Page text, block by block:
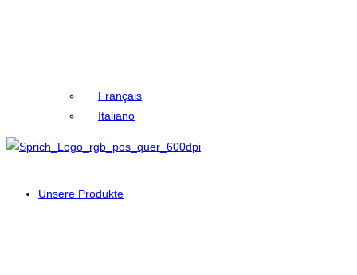
Français
Italiano
Unsere Produkte